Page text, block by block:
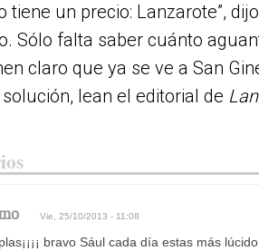
tiene un precio: Lanzarote”,
Sólo falta saber cuánto
claro que ya se ve a San
lean el editorial de
Vie, 25/10/2013 - 11:08
bravo Sául cada día estas más